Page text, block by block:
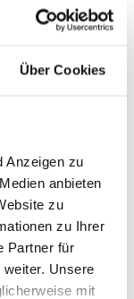
Über Cookies
Anzeigen zu
anbieten
zu
zu Ihrer
Partner für
Unsere
mit
und
Aktivität
ein effektiver
Hautschützer.
des
durch